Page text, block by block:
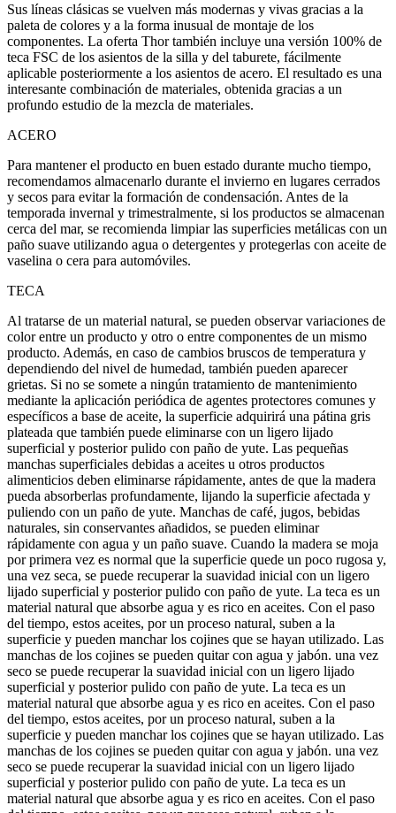
Sus líneas clásicas se vuelven más modernas y vivas gracias a la
paleta de colores y a la forma inusual de montaje de los
componentes. La oferta Thor también incluye una versión 100% de
teca FSC de los asientos de la silla y del taburete, fácilmente
aplicable posteriormente a los asientos de acero. El resultado es una
interesante combinación de materiales, obtenida gracias a un
profundo estudio de la mezcla de materiales.
ACERO
Para mantener el producto en buen estado durante mucho tiempo,
recomendamos almacenarlo durante el invierno en lugares cerrados
y secos para evitar la formación de condensación. Antes de la
temporada invernal y trimestralmente, si los productos se almacenan
cerca del mar, se recomienda limpiar las superficies metálicas con un
paño suave utilizando agua o detergentes y protegerlas con aceite de
vaselina o cera para automóviles.
TECA
Al tratarse de un material natural, se pueden observar variaciones de
color entre un producto y otro o entre componentes de un mismo
producto. Además, en caso de cambios bruscos de temperatura y
dependiendo del nivel de humedad, también pueden aparecer
grietas. Si no se somete a ningún tratamiento de mantenimiento
mediante la aplicación periódica de agentes protectores comunes y
específicos a base de aceite, la superficie adquirirá una pátina gris
plateada que también puede eliminarse con un ligero lijado
superficial y posterior pulido con paño de yute. Las pequeñas
manchas superficiales debidas a aceites u otros productos
alimenticios deben eliminarse rápidamente, antes de que la madera
pueda absorberlas profundamente, lijando la superficie afectada y
puliendo con un paño de yute. Manchas de café, jugos, bebidas
naturales, sin conservantes añadidos, se pueden eliminar
rápidamente con agua y un paño suave. Cuando la madera se moja
por primera vez es normal que la superficie quede un poco rugosa y,
una vez seca, se puede recuperar la suavidad inicial con un ligero
lijado superficial y posterior pulido con paño de yute. La teca es un
material natural que absorbe agua y es rico en aceites. Con el paso
del tiempo, estos aceites, por un proceso natural, suben a la
superficie y pueden manchar los cojines que se hayan utilizado. Las
manchas de los cojines se pueden quitar con agua y jabón. una vez
seco se puede recuperar la suavidad inicial con un ligero lijado
superficial y posterior pulido con paño de yute. La teca es un
material natural que absorbe agua y es rico en aceites. Con el paso
del tiempo, estos aceites, por un proceso natural, suben a la
superficie y pueden manchar los cojines que se hayan utilizado. Las
manchas de los cojines se pueden quitar con agua y jabón. una vez
seco se puede recuperar la suavidad inicial con un ligero lijado
superficial y posterior pulido con paño de yute. La teca es un
material natural que absorbe agua y es rico en aceites. Con el paso